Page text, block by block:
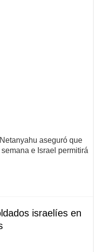
aseguró que
e Israel permitirá
israelíes en